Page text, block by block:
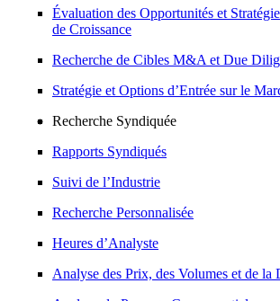
Évaluation des Opportunités et Stratégie
de Croissance
Recherche de Cibles M&A et Due
Stratégie et Options d’Entrée sur le
Recherche Syndiquée
Rapports Syndiqués
Suivi de l’Industrie
Recherche Personnalisée
Heures d’Analyste
Analyse des Prix, des Volumes et de la